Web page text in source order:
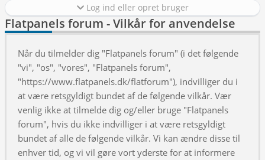
Log ind eller opret bruger
Flatpanels forum - Vilkår for anvendelse
Når du tilmelder dig "Flatpanels forum" (i det følgende
"vi", "os", "vores", "Flatpanels forum",
"https://www.flatpanels.dk/flatforum"), indvilliger du i
at være retsgyldigt bundet af de følgende vilkår. Vær
venlig ikke at tilmelde dig og/eller bruge "Flatpanels
forum", hvis du ikke indvilliger i at være retsgyldigt
bundet af alle de følgende vilkår. Vi kan ændre disse til
enhver tid, og vi vil gøre vort yderste for at informere